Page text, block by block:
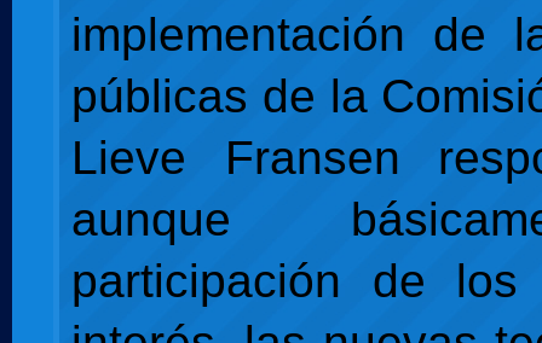
implementación de
públicas de la
Lieve Fransen
aunque
participación de